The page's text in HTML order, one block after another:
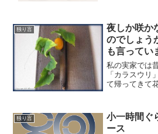
独り言
夜しか咲か
のでしょう
も言ってい
私の実家では
「カラスウリ
て帰ってきて
独り言
小一時間ぐ
ース